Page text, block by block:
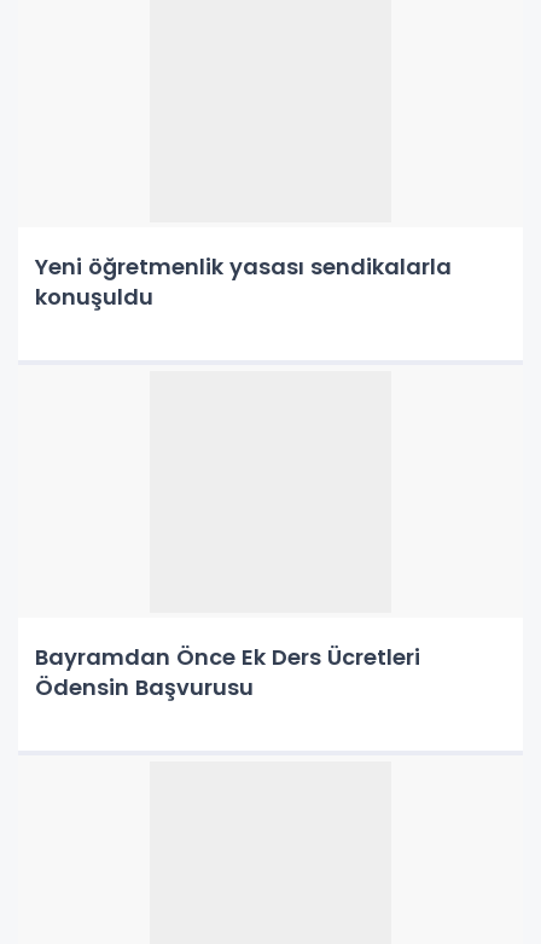
Yeni öğretmenlik yasası sendikalarla
konuşuldu
Bayramdan Önce Ek Ders Ücretleri
Ödensin Başvurusu